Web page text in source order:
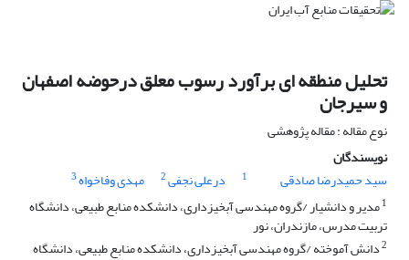
تحلیل منطقه ای برآورد رسوب معلق درحوضه اصفهان
و سیرجان
نوع مقاله : مقاله پژوهشی
نویسندگان
سید حمیدرضا صادقی
1 درعلی نجفی2 مهدی وفاخواه3
1مدیر و دانشیار /گروه مهندسی آبخیزداری، دانشکده منابع طبیعی، دانشگاه
تربیت مدرس، مازندران، نور
2دانش آموخته /گروه مهندسی آبخیزداری، دانشکده منابع طبیعی، دانشگاه